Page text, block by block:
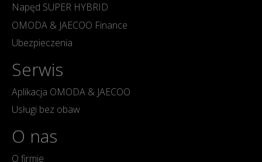
Napęd SUPER HYBRID
OMODA & JAECOO Finance
Ubezpieczenia
Serwis
Aplikacja OMODA & JAECOO
Usługi bez obaw
O nas
O firmie